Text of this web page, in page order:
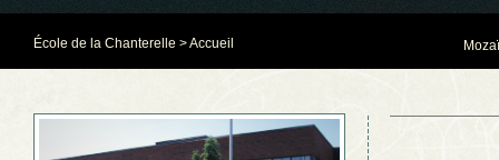
École de la Chanterelle > Accueil